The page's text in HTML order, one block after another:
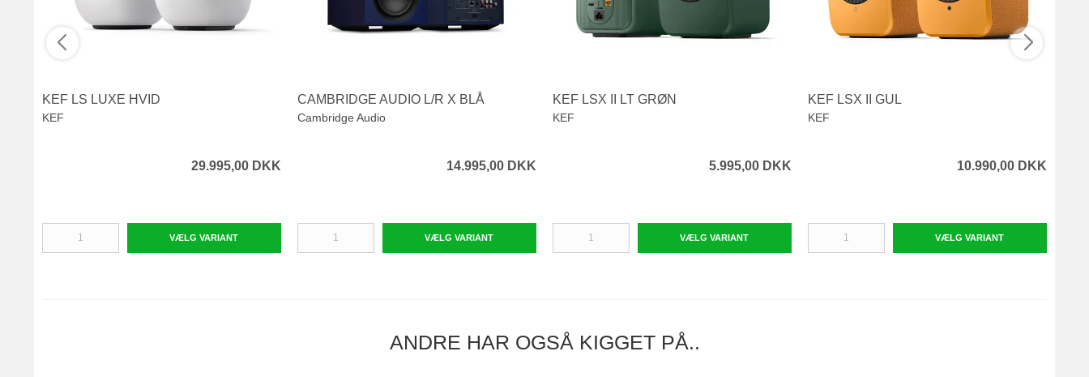
KEF LS LUXE HVID
KEF
29.995,00 DKK
VÆLG VARIANT
CAMBRIDGE AUDIO L/R X BLÅ
Cambridge Audio
14.995,00 DKK
VÆLG VARIANT
KEF LSX II LT GRØN
KEF
5.995,00 DKK
VÆLG VARIANT
KEF LSX II GUL
KEF
10.990,00 DKK
VÆLG VARIANT
ANDRE HAR OGSÅ KIGGET PÅ..